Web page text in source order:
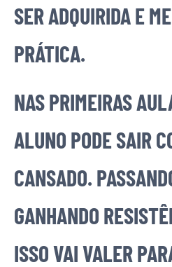
SER ADQUIRIDA E
PRÁTICA.
NAS PRIMEIRAS
ALUNO PODE SAIR
CANSADO.
GANHANDO
ISSO VAI VALER